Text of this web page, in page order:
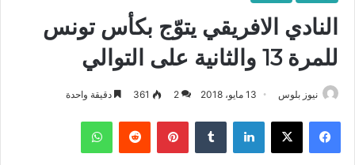
النادي الافريقي يتوّج بكأس تونس
للمرة 13 والثانية على التوالي
نيوز بلوس 13 مايو، 2018 2
361 دقيقة واحدة
فيسبوك X لينكدإن بينتيريست واتساب